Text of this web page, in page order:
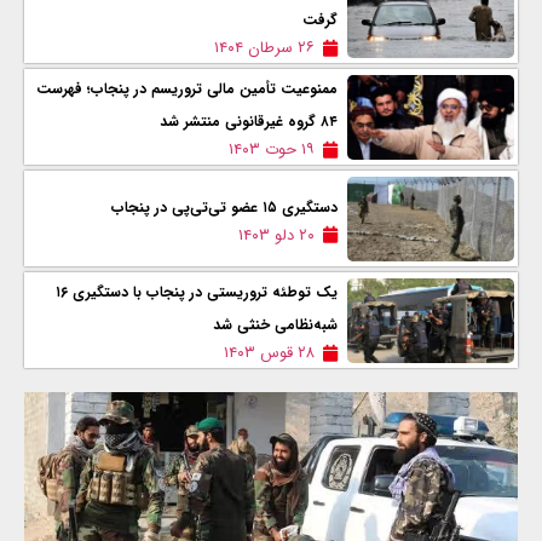
گرفت
۲۶ سرطان ۱۴۰۴
ممنوعیت تأمین مالی تروریسم در پنجاب؛ فهرست
۸۴ گروه غیرقانونی منتشر شد
۱۹ حوت ۱۴۰۳
دستگیری ۱۵ عضو تی‌‌تی‌پی در پنجاب
۲۰ دلو ۱۴۰۳
یک توطئه تروریستی در پنجاب با دستگیری ۱۶
شبه‌نظامی خنثی شد
۲۸ قوس ۱۴۰۳